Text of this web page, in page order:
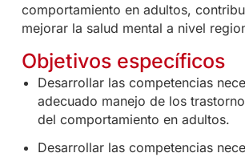
comportamiento en adultos,
mejorar la salud mental a nivel
Objetivos específicos
Desarrollar las competencias
adecuado manejo de los
del comportamiento en adultos.
Desarrollar las competencias